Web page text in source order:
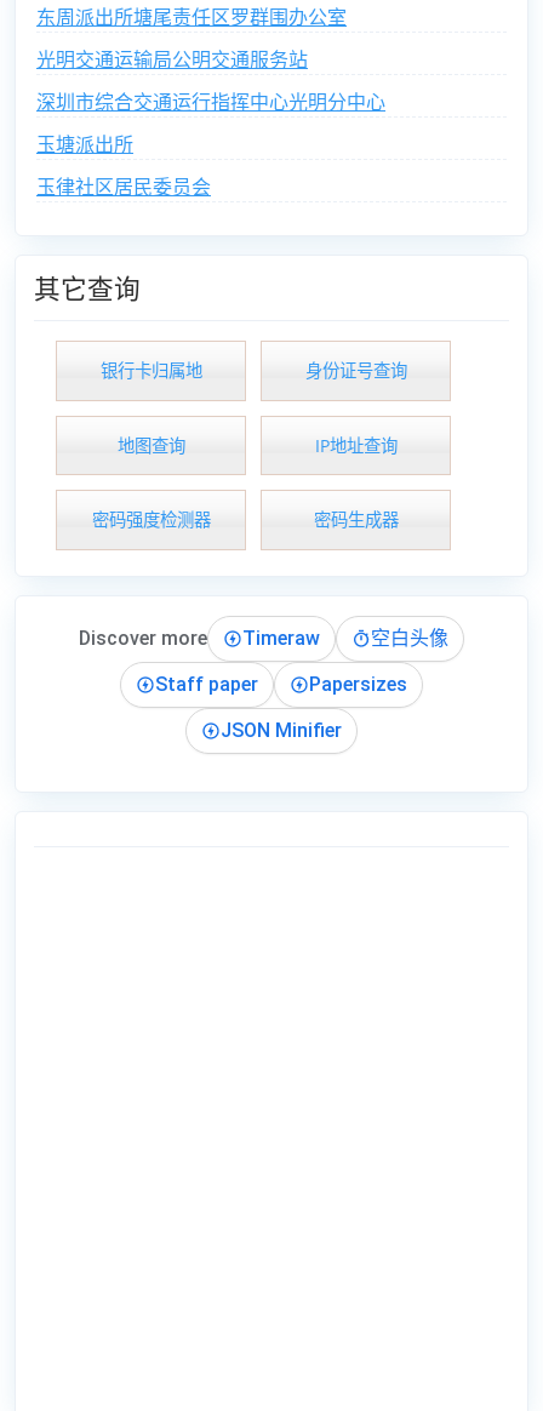
东周派出所塘尾责任区罗群围办公室
光明交通运输局公明交通服务站
深圳市综合交通运行指挥中心光明分中心
玉塘派出所
玉律社区居民委员会
其它查询
银行卡归属地 身份证号查询
地图查询 IP地址查询
密码强度检测器 密码生成器
Discover more Timeraw
空白头像
Staff paper
Papersizes
JSON Minifier